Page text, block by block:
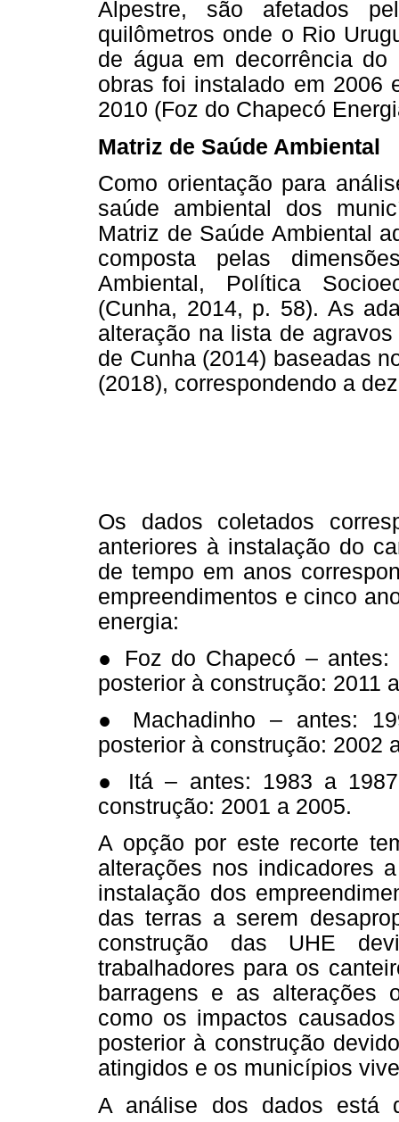
Alpestre, são afetados
quilômetros onde o Rio
de água em decorrência
obras foi instalado em 2006
2010 (Foz do Chapecó
Matriz de Saúde Ambiental
Como orientação para
saúde ambiental dos
Matriz de Saúde Ambiental
composta pelas
Ambiental, Política
(Cunha, 2014, p. 58). As
alteração na lista de
de Cunha (2014) baseadas
(2018), correspondendo a
Os dados coletados
anteriores à instalação do
de tempo em anos
empreendimentos e cinco
energia:
● Foz do Chapecó – antes:
posterior à construção: 2011
● Machadinho – antes:
posterior à construção: 2002
● Itá – antes: 1983 a
construção: 2001 a 2005.
A opção por este recorte
alterações nos indicadores
instalação dos
das terras a serem
construção das UHE
trabalhadores para os
barragens e as alterações
como os impactos
posterior à construção
atingidos e os municípios
A análise dos dados está